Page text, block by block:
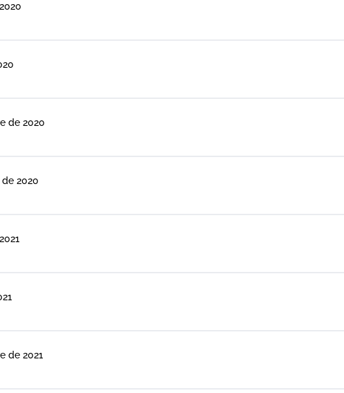
de 2020
2020
de 2021